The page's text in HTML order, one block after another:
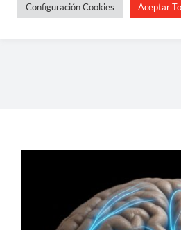
Sobre Mi
Configuración Cookies Aceptar